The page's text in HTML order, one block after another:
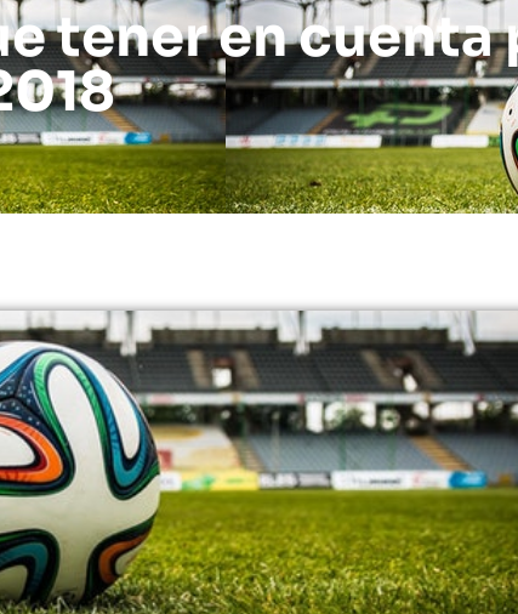
tener en cuenta